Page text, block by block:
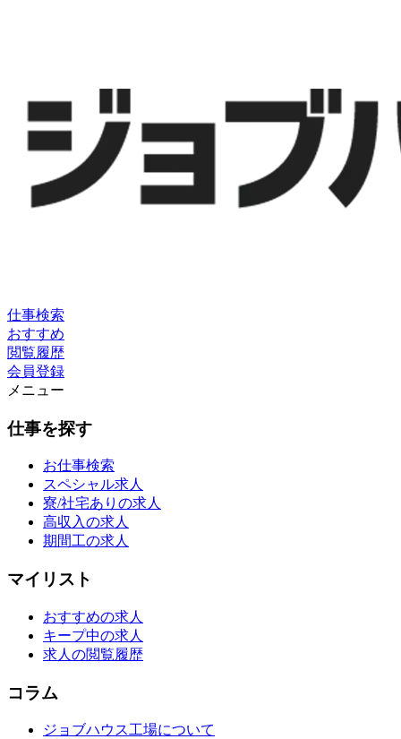
仕事検索
おすすめ
閲覧履歴
会員登録
メニュー
仕事を探す
お仕事検索
スペシャル求人
寮/社宅ありの求人
高収入の求人
期間工の求人
マイリスト
おすすめの求人
キープ中の求人
求人の閲覧履歴
コラム
ジョブハウス工場について